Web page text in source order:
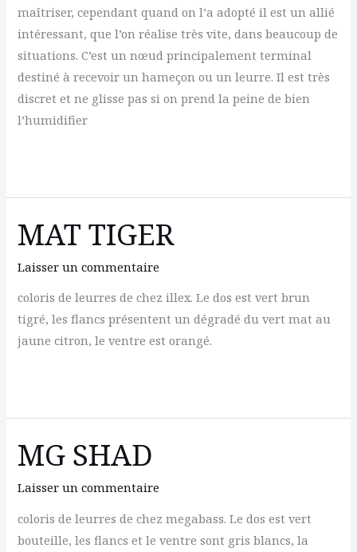
maîtriser, cependant quand on l’a adopté il est un allié
intéressant, que l’on réalise très vite, dans beaucoup de
situations. C’est un nœud principalement terminal
destiné à recevoir un hameçon ou un leurre. Il est très
discret et ne glisse pas si on prend la peine de bien
l’humidifier
(nœud)
MAT TIGER
Laisser un commentaire
coloris de leurres de chez illex. Le dos est vert brun
tigré, les flancs présentent un dégradé du vert mat au
jaune citron, le ventre est orangé.
TIGER
MG SHAD
Laisser un commentaire
coloris de leurres de chez megabass. Le dos est vert
bouteille, les flancs et le ventre sont gris blancs, la